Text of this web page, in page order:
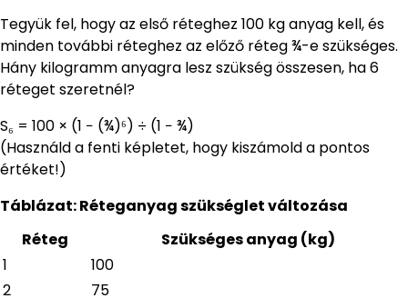
Tegyük fel, hogy az első réteghez 100 kg anyag kell, és
minden további réteghez az előző réteg ¾-e szükséges.
Hány kilogramm anyagra lesz szükség összesen, ha 6
réteget szeretnél?
S₆ = 100 × (1 − (¾)⁶) ÷ (1 − ¾)
(Használd a fenti képletet, hogy kiszámold a pontos
értéket!)
Táblázat: Réteganyag szükséglet változása
Réteg
Szükséges anyag (kg)
1
100
2
75